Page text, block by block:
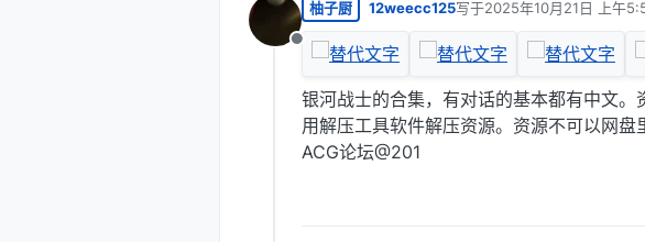
离线
柚子厨 12weecc125写于2025年10月21日 上午
最后由 编辑
银河战士的合集，有对话的基本都有中文
用解压工具软件解压资源。资源不可以网
ACG论坛@201